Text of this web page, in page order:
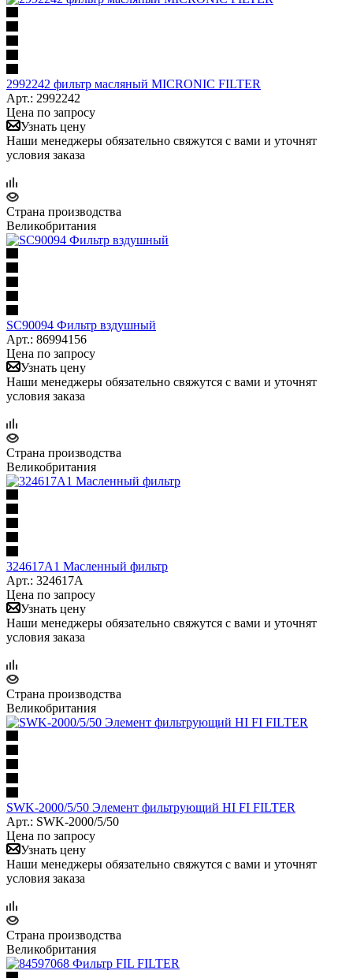
2992242 фильтр масляный MICRONIC FILTER
Арт.: 2992242
Цена по запросу
Узнать цену
Наши менеджеры обязательно свяжутся с вами и уточнят
условия заказа
Страна производства
Великобритания
SC90094 Фильтр вздушный
Арт.: 86994156
Цена по запросу
Узнать цену
Наши менеджеры обязательно свяжутся с вами и уточнят
условия заказа
Страна производства
Великобритания
324617А1 Масленный фильтр
Арт.: 324617А
Цена по запросу
Узнать цену
Наши менеджеры обязательно свяжутся с вами и уточнят
условия заказа
Страна производства
Великобритания
SWK-2000/5/50 Элемент фильтрующий HI FI FILTER
Арт.: SWK-2000/5/50
Цена по запросу
Узнать цену
Наши менеджеры обязательно свяжутся с вами и уточнят
условия заказа
Страна производства
Великобритания